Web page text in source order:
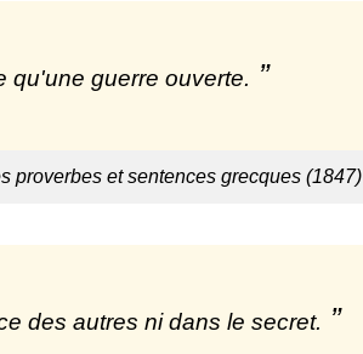
qu'une guerre ouverte.
proverbes et sentences grecques (1847)
des autres ni dans le secret.